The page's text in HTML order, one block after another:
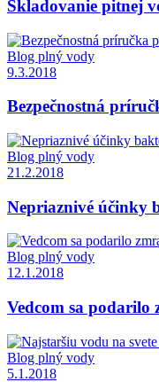
Skladovanie pitnej
Blog plný vody
9.3.2018
Bezpečnostná
Blog plný vody
21.2.2018
Nepriaznivé účinky
Blog plný vody
12.1.2018
Vedcom sa
Blog plný vody
5.1.2018